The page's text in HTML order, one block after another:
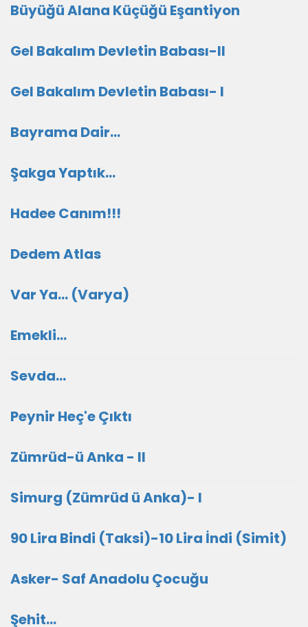
Büyüğü Alana Küçüğü Eşantiyon
Gel Bakalım Devletin Babası-II
Gel Bakalım Devletin Babası- I
Bayrama Dair...
Şakga Yaptık...
Hadee Canım!!!
Dedem Atlas
Var Ya... (Varya)
Emekli...
Sevda...
Peynir Heç'e Çıktı
Zümrüd-ü Anka - II
Simurg (Zümrüd ü Anka)- I
90 Lira Bindi (Taksi)-10 Lira İndi (Simit)
Asker- Saf Anadolu Çocuğu
Şehit...